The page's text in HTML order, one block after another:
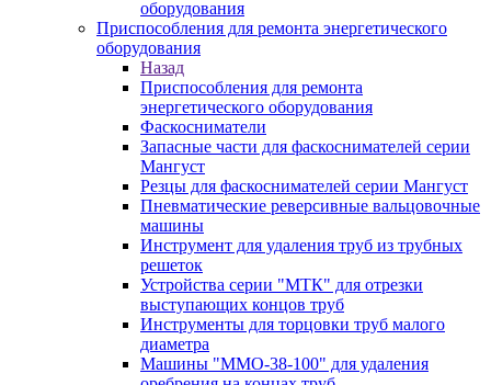
оборудования
Приспособления для ремонта энергетического
оборудования
Назад
Приспособления для ремонта
энергетического оборудования
Фаскосниматели
Запасные части для фаскоснимателей серии
Мангуст
Резцы для фаскоснимателей серии Мангуст
Пневматические реверсивные вальцовочные
машины
Инструмент для удаления труб из трубных
решеток
Устройства серии "МТК" для отрезки
выступающих концов труб
Инструменты для торцовки труб малого
диаметра
Машины "ММО-38-100" для удаления